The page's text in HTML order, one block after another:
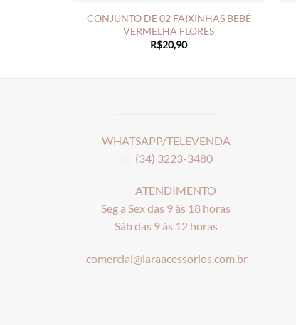
CONJUNTO DE 02 FAIXINHAS BEBÊ
VERMELHA FLORES
R$20,90
WHATSAPP/TELEVENDA
(34) 3223-3480
ATENDIMENTO
Seg a Sex das 9 às 18 horas
Sáb das 9 às 12 horas
comercial@laraacessorios.com.br